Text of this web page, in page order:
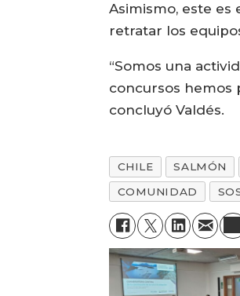
Asimismo, este
retratar los
“Somos una
concursos hemos
concluyó Valdés.
CHILE SALMÓN
COMUNIDAD